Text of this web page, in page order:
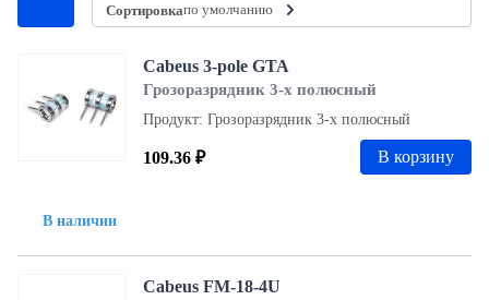
Сортировкапо умолчанию
В наличии
Cabeus 3-pole GTA
Грозоразрядник 3-х полюсный
Продукт: Грозоразрядник 3-х полюсный
109.36 ₽ В корзину
Cabeus FM-18-4U